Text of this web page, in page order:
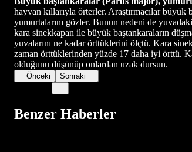
hayvan kıllarıyla örterler. Araştırmacılar
yumurtalarını gözler. Bunun nedeni de
kara sinekkapan ile büyük baştankaraların
yuvalarını ne kadar örttüklerini ölçtü. Kara
zaman örttüklerinden yüzde 17 daha iyi örttü.
olduğunu düşünüp onlardan uzak dursun.
Önceki Sonraki
Benzer Haberler